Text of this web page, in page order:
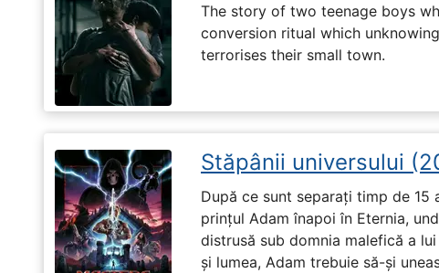
The story of two teenage boys
conversion ritual which
terrorises their small town.
Stăpânii universului
După ce sunt separați timp de 15
prințul Adam înapoi în Eternia,
distrusă sub domnia malefică a
și lumea, Adam trebuie să-și